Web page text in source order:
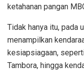
ketahanan pangan
Tidak hanya itu, pada
menampilkan
kesiapsiagaan,
Tambora, hingga